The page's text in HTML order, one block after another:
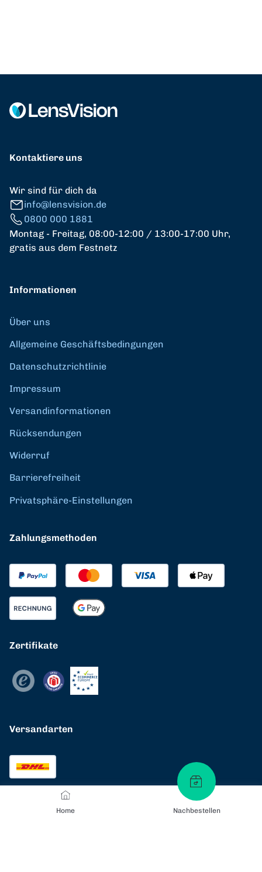
Home Nachbestellen
Kontaktiere uns
Wir sind für dich da
info@lensvision.de
0800 000 1881
Montag - Freitag, 08:00-12:00 / 13:00-17:00 Uhr,
gratis aus dem Festnetz
Informationen
Über uns
Allgemeine Geschäftsbedingungen
Datenschutzrichtlinie
Impressum
Versandinformationen
Rücksendungen
Widerruf
Barrierefreiheit
Privatsphäre-Einstellungen
Zahlungsmethoden
Zertifikate
Versandarten